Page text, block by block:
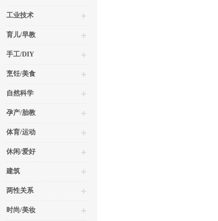
工业技术
育儿/早教
手工/DIY
烹饪/美食
自然科学
孕产/胎教
体育/运动
休闲/爱好
建筑
两性关系
时尚/美妆